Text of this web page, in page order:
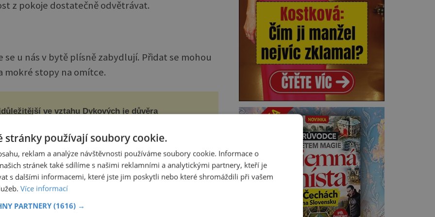
z pokoje dostatečně odvětrávat.
u nás v bytě plísně zabydlují. Přidat se mohou
mokré stopy na omítce.
ve vztahu Dykových je důvěra
v legraci. Je tomu sotva několik týdnů, kdy Tatianě
(47) vyznal lásku její dlouholetý kolega a kamarád. Lidé
mysleli, ž...
stránky používají soubory cookie.
reklam a analýze návštěvnosti používáme soubory cookie. Informace o
stránek také sdílíme s našimi reklamními a analytickými partnery, kteří je
s dalšími informacemi, které jste jim poskytli nebo které shromáždili při vašem
Více informací
PARTNERY (1616) →